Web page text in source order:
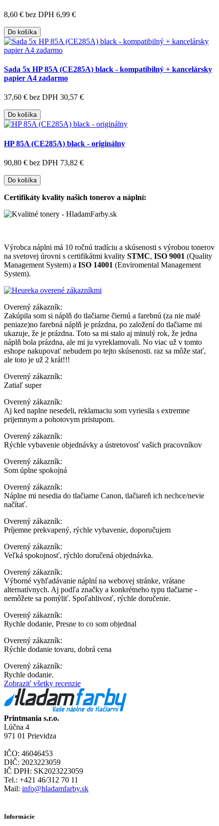
8,60 € bez DPH 6,99 €
Do košíka
Sada 5x HP 85A (CE285A) black - kompatibilný + kancelársky
papier A4 zadarmo
37,60 € bez DPH 30,57 €
Do košíka
HP 85A (CE285A) black - originálny
90,80 € bez DPH 73,82 €
Do košíka
Certifikáty kvality našich tonerov a náplní:
Výrobca náplni má 10 ročnú tradíciu a skúsenosti s výrobou tonerov
na svetovej úrovni s certifikátmi kvality STMC, ISO 9001 (Quality
Management System) a ISO 14001 (Enviromental Management
System).
Overený zákazník:
Zakúpila som si náplň do tlačiarne čiernú a farebnú (za nie malé
peniaze)no farebná náplň je prázdna, po založení do tlačiarne mi
ukazuje, že je prázdna. Toto sa mi stalo aj minulý rok, že jedna
náplň bola prázdna, ale mi ju vyreklamovali. No viac už v tomto
eshope nakupovať nebudem po tejto skúsenosti. raz sa môže stať,
ale toto je už 2 krát!!!
Overený zákazník:
Zatiaľ super
Overený zákazník:
Aj ked naplne nesedeli, reklamaciu som vyriesila s extremne
prijemnym a pohotovym pristupom.
Overený zákazník:
Rýchle vybavenie objednávky a ústretovosť vašich pracovníkov
Overený zákazník:
Som úplne spokojná
Overený zákazník:
Náplne mi nesedia do tlačiarne Canon, tlačiareň ich nechce/nevie
načítať.
Overený zákazník:
Príjemne prekvapený, rýchle vybavenie, doporučujem
Overený zákazník:
Veľká spokojnosť, rýchlo doručená objednávka.
Overený zákazník:
Výborné vyhľadávanie náplní na webovej stránke, vrátane
alternatívnych. Aj podľa značky a konkrétneho typu tlačiarne -
nemôžete sa pomýliť. Spoľahlivosť, rýchle doručenie.
Overený zákazník:
Rychle dodanie, Presne to co som objednal
Overený zákazník:
Rýchle dodanie tovaru, dobrá cena
Overený zákazník:
Rychle dodanie.
Zobraziť všetky recenzie
Printmania s.r.o.
Lúčna 4
971 01 Prievidza
IČO: 46046453
DIČ: 2023223059
IČ DPH: SK2023223059
Tel.: +421 46/312 70 11
Mail: info@hladamfarby.sk
Informácie